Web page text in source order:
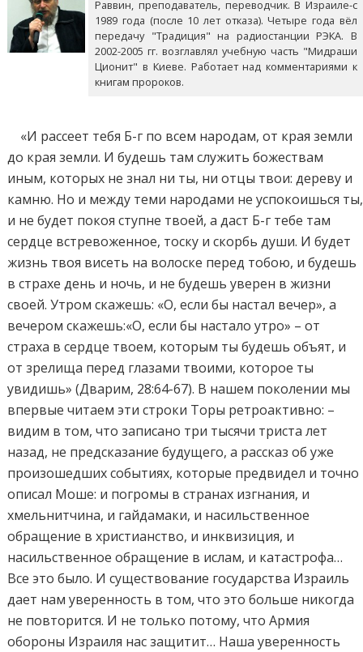
Раввин, преподаватель, переводчик. В Израиле-с
1989 года (после 10 лет отказа). Четыре года вёл
передачу "Традиция" на радиостанции РЭКА. В
2002-2005 гг. возглавлял учебную часть "Мидраши
Ционит" в Киеве. Работает над комментариями к
книгам пророков.
«И рассеет тебя Б-г по всем народам, от края земли
до края земли. И будешь там служить божествам
иным, которых не знал ни ты, ни отцы твои: дереву и
камню. Но и между теми народами не успокоишься ты,
и не будет покоя ступне твоей, а даст Б-г тебе там
сердце встревоженное, тоску и скорбь души. И будет
жизнь твоя висеть на волоске перед тобою, и будешь
в страхе день и ночь, и не будешь уверен в жизни
своей. Утром скажешь: «О, если бы настал вечер», а
вечером скажешь:«О, если бы настало утро» – от
страха в сердце твоем, которым ты будешь объят, и
от зрелища перед глазами твоими, которое ты
увидишь» (Дварим, 28:64-67). В нашем поколении мы
впервые читаем эти строки Торы ретроактивно: –
видим в том, что записано три тысячи триста лет
назад, не предсказание будущего, а рассказ об уже
произошедших событиях, которые предвидел и точно
описал Моше: и погромы в странах изгнания, и
хмельнитчина, и гайдамаки, и насильственное
обращение в христианство, и инквизиция, и
насильственное обращение в ислам, и катастрофа…
Все это было. И существование государства Израиль
дает нам уверенность в том, что это больше никогда
не повторится. И не только потому, что Армия
обороны Израиля нас защитит… Наша уверенность